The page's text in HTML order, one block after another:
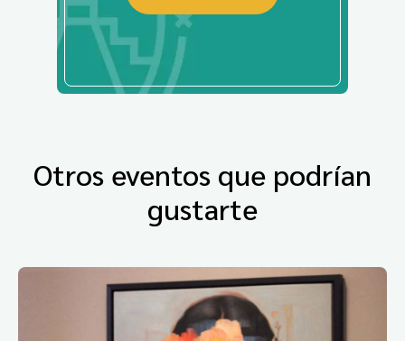
Otros eventos que podrían
gustarte